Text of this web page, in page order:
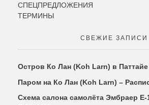
СПЕЦПРЕДЛОЖЕНИЯ
ТЕРМИНЫ
СВЕЖИЕ ЗАПИСИ
Остров Ко Лан (Koh Larn) в Паттайе
Паром на Ко Лан (Koh Larn) –
Схема салона самолёта Эмбраер Е-